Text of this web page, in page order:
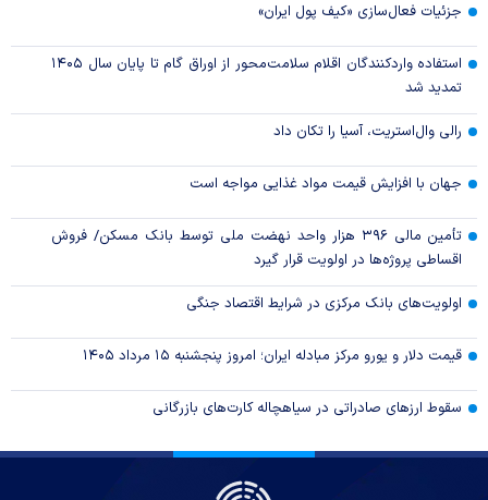
جزئیات فعال‌سازی «کیف پول ایران»
استفاده واردکنندگان اقلام سلامت‌محور از اوراق گام تا پایان سال ۱۴۰۵
تمدید شد
رالی وال‌استریت، آسیا را تکان داد
جهان با افزایش قیمت مواد غذایی مواجه است
تأمین مالی ۳۹۶ هزار واحد نهضت ملی توسط بانک مسکن/ فروش
اقساطی پروژه‌ها در اولویت قرار گیرد
اولویت‌های بانک مرکزی در شرایط اقتصاد جنگی
قیمت دلار و یورو مرکز مبادله ایران؛ امروز پنجشنبه ۱۵ مرداد ۱۴۰۵
سقوط ارزهای صادراتی در سیاهچاله کارت‌های بازرگانی